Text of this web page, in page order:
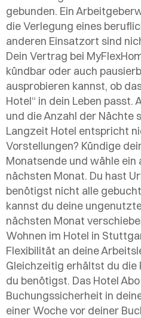
gebunden. Ein
die Verlegung eines
anderen Einsatzort sind
Dein Vertrag bei
kündbar oder auch
ausprobieren kannst, ob
Hotel“ in dein Leben passt.
und die Anzahl der Nächte
Langzeit Hotel entspricht
Vorstellungen? Kündige
Monatsende und wähle ein
nächsten Monat. Du hast
benötigst nicht alle
kannst du deine
nächsten Monat
Wohnen im Hotel in
Flexibilität an deine
Gleichzeitig erhältst du die
du benötigst. Das Hotel
Buchungssicherheit in
einer Woche vor deiner